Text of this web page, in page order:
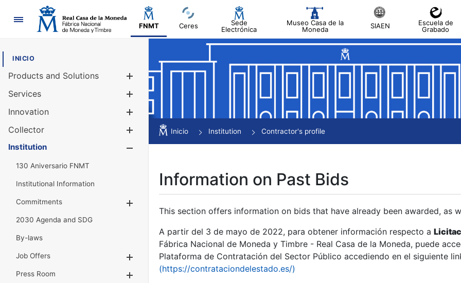
Navigation
FNMT Ceres
Sede
Electrónica
Museo Casa de la
Moneda
SIAEN
Escuela de
Grabado
INICIO
Products and Solutions
Services
Innovation
Collector
Show/Hide
Institution
130 Aniversario FNMT
Institutional Information
Commitments
2030 Agenda and SDG
By-laws
Job Offers
Show/Hide
Press Room
Show/Hide
Inicio Institution Contractor's profile
Information on Past Bids
This section offers information on bids that have already been awarded, as
A partir del 3 de mayo de 2022, para obtener información respecto a
Fábrica Nacional de Moneda y Timbre - Real Casa de la Moneda, puede
Plataforma de Contratación del Sector Público accediendo en el siguiente
(https://contrataciondelestado.es/)